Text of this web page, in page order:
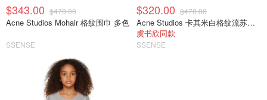
$343.00 $470.00
Acne Studios Mohair 格纹围巾 多色
SSENSE
$320.00 $470.00
Acne Studios 卡其米白格纹流苏围巾
虞书欣同款
SSENSE